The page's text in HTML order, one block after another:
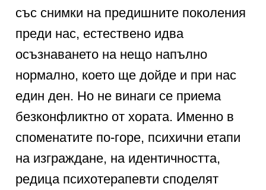
със снимки на предишните поколения
преди нас, естествено идва
осъзнаването на нещо напълно
нормално, което ще дойде и при нас
един ден. Но не винаги се приема
безконфликтно от хората. Именно в
споменатите по-горе, психични етапи
на изграждане, на идентичността,
редица психотерапевти споделят